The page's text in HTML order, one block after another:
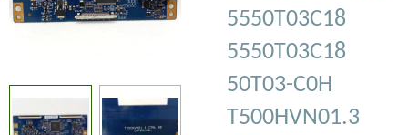
5550T03C18
5550T03C18
50T03-C0H
T500HVN01.3